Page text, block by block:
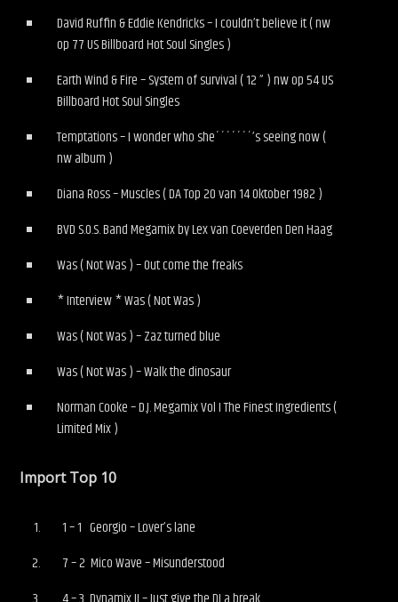
David Ruffin & Eddie Kendricks – I couldn’t believe it ( nw
op 77 US Billboard Hot Soul Singles )
Earth Wind & Fire – System of survival ( 12 ” ) nw op 54 US
Billboard Hot Soul Singles
Temptations – I wonder who she´´´´´´´’s seeing now (
nw album )
Diana Ross – Muscles ( DA Top 20 van 14 Oktober 1982 )
BVD S.O.S. Band Megamix by Lex van Coeverden Den Haag
Was ( Not Was ) – Out come the freaks
* Interview * Was ( Not Was )
Was ( Not Was ) – Zaz turned blue
Was ( Not Was ) – Walk the dinosaur
Norman Cooke – D.J. Megamix Vol I The Finest Ingredients (
Limited Mix )
Import Top 10
1 – 1 Georgio – Lover’s lane
7 – 2 Mico Wave – Misunderstood